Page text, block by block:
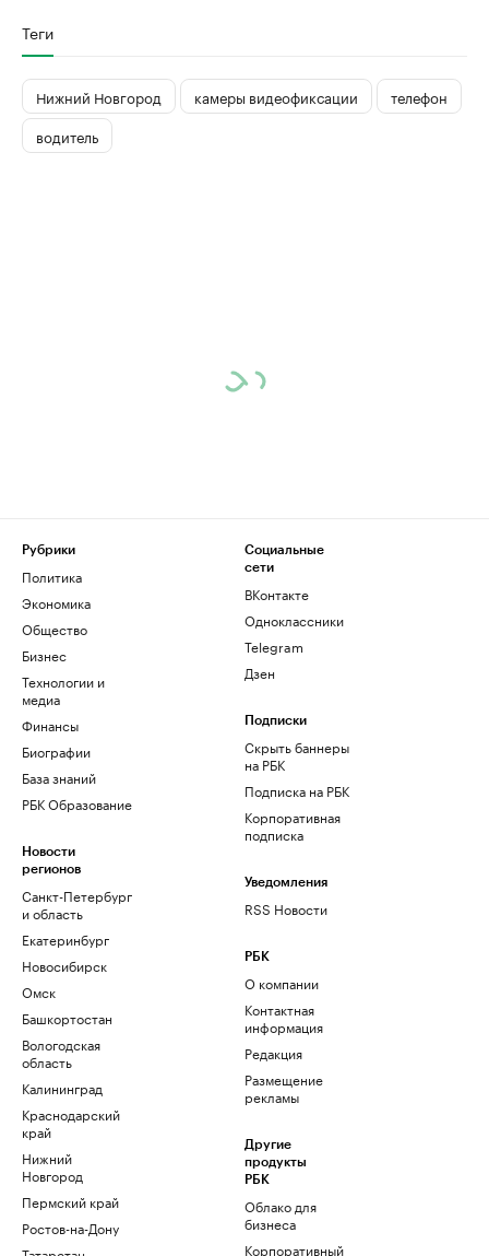
Теги
Нижний Новгород камеры видеофиксации
телефон
водитель
Рубрики
Политика
Экономика
Общество
Бизнес
Технологии и
медиа
Финансы
Биографии
База знаний
РБК Образование
Новости
регионов
Санкт-Петербург
и область
Екатеринбург
Новосибирск
Омск
Башкортостан
Вологодская
область
Калининград
Краснодарский
край
Нижний
Новгород
Пермский край
Ростов-на-Дону
Социальные
сети
ВКонтакте
Одноклассники
Telegram
Дзен
Подписки
Скрыть баннеры
на РБК
Подписка на РБК
Корпоративная
подписка
Уведомления
RSS Новости
РБК
О компании
Контактная
информация
Редакция
Размещение
рекламы
Другие
продукты
РБК
Облако для
бизнеса
Корпоративный